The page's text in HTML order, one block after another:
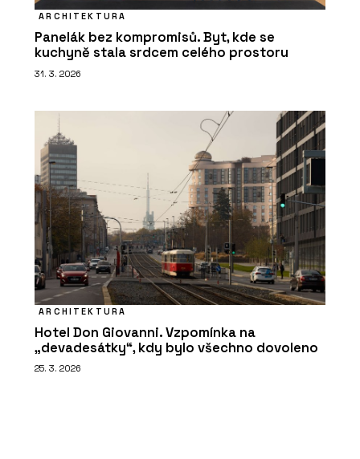
ARCHITEKTURA
Panelák bez kompromisů. Byt, kde se
kuchyně stala srdcem celého prostoru
31. 3. 2026
ARCHITEKTURA
Hotel Don Giovanni. Vzpomínka na
„devadesátky“, kdy bylo všechno dovoleno
25. 3. 2026